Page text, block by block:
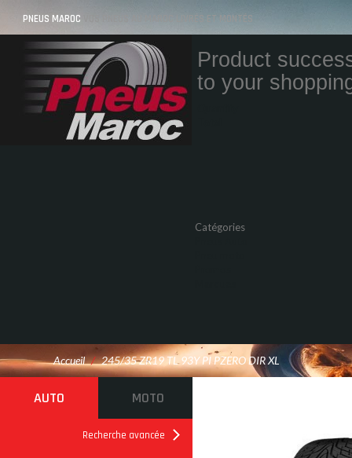
PNEUS MAROC VOS PNEUS AU MAROC LIVRÉS ET MONTÉS
Product
to your
Catégories
Accueil / 245/35 ZR19 TL 93Y PI PZERO DIR XL
AUTO MOTO
Recherche avancée